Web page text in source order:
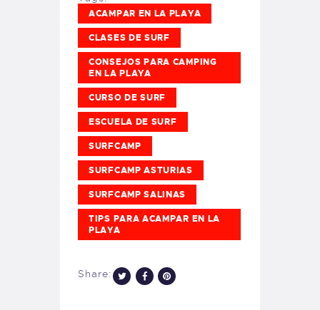
ACAMPAR EN LA PLAYA
CLASES DE SURF
CONSEJOS PARA CAMPING
EN LA PLAYA
CURSO DE SURF
ESCUELA DE SURF
SURFCAMP
SURFCAMP ASTURIAS
SURFCAMP SALINAS
TIPS PARA ACAMPAR EN LA
PLAYA
Share: